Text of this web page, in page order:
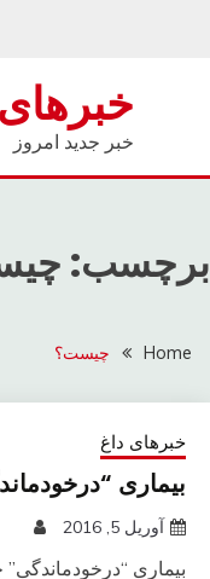
خبر جدید امروز
برچسب:
Home چیست؟
خبرهای داغ
بیماری
آوریل 5, 2016
بیماری